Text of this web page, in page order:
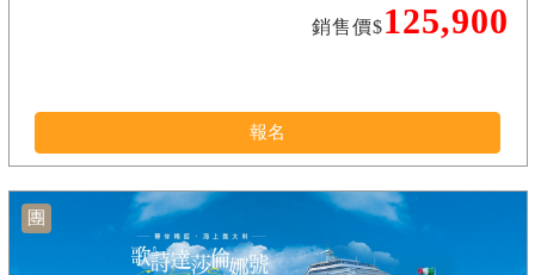
銷售價$125,900
報名
團